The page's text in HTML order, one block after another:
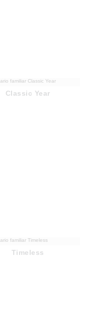
Classic Year
Timeless